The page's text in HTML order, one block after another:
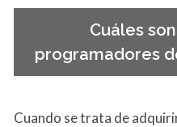
Cuáles
programadores
Cuando se trata de